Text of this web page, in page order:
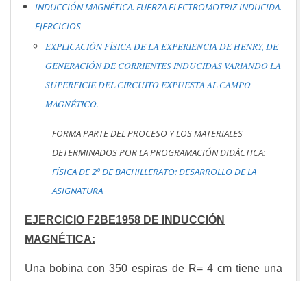
INDUCCIÓN MAGNÉTICA. FUERZA ELECTROMOTRIZ INDUCIDA.
EJERCICIOS
EXPLICACIÓN FÍSICA DE LA EXPERIENCIA DE HENRY, DE
GENERACIÓN DE CORRIENTES INDUCIDAS VARIANDO LA
SUPERFICIE DEL CIRCUITO EXPUESTA AL CAMPO
MAGNÉTICO.
FORMA PARTE DEL PROCESO Y LOS MATERIALES
DETERMINADOS POR LA PROGRAMACIÓN DIDÁCTICA:
FÍSICA DE 2º DE BACHILLERATO: DESARROLLO DE LA
ASIGNATURA
EJERCICIO F2BE1958 DE INDUCCIÓN
MAGNÉTICA:
Una bobina con 350 espiras de R= 4 cm tiene una